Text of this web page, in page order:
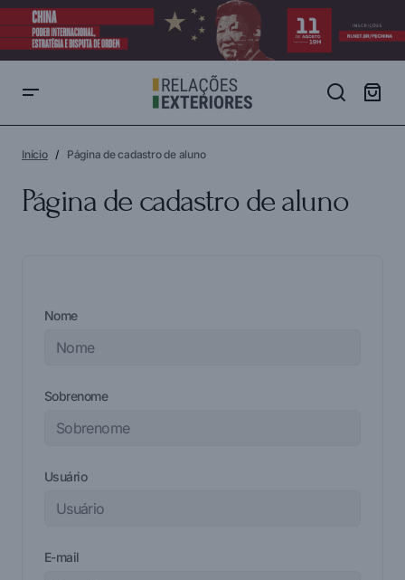
Início Página de cadastro de aluno
Página de cadastro de aluno
Nome
Sobrenome
Usuário
E-mail